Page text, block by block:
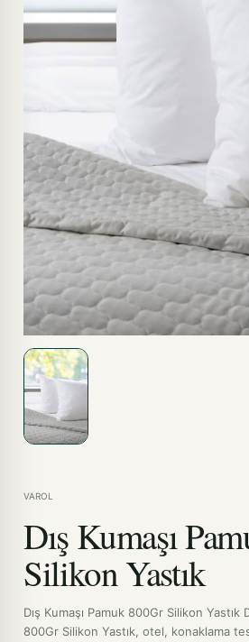
VAROL
Dış Kumaşı
Silikon Yastık
Dış Kumaşı Pamuk 800Gr Silikon Yastık
800Gr Silikon Yastık, otel, konaklama